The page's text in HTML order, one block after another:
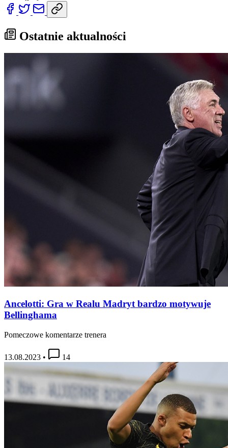
Ostatnie aktualności
Ancelotti: Gra w Realu Madryt bardzo motywuje
Bellinghama
Pomeczowe komentarze trenera
13.08.2023 • 14